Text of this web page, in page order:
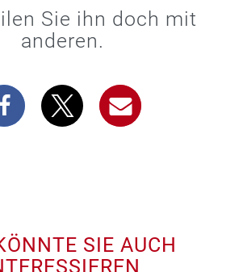
Sie ihn doch mit
anderen.
SIE AUCH